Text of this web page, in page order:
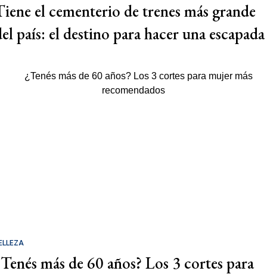
el cementerio de trenes más grande
país: el destino para hacer una escapada
más de 60 años? Los 3 cortes para